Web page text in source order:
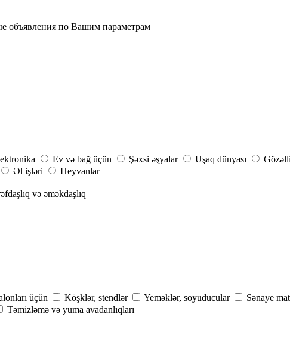
объявления по Вашим параметрам
Ev və bağ üçün Şəxsi əşyalar Uşaq dünyası
Əl işləri
Heyvanlar
və əməkdaşlıq
üçün Köşklər, stendlər Yeməklər, soyuducular Sənaye
Təmizləmə və yuma avadanlıqları